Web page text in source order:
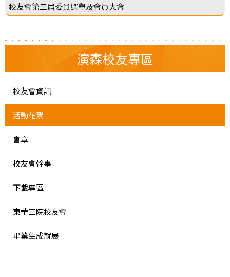
校友會第三屆委員選舉及會員大會
演森校友專區
校友會資訊
活動花絮
會章
校友會幹事
下載專區
東華三院校友會
畢業生成就展